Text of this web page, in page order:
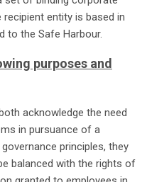
entity is based in
to the Safe Harbour.
purposes and
acknowledge the need
in pursuance of a
principles, they
balanced with the rights of